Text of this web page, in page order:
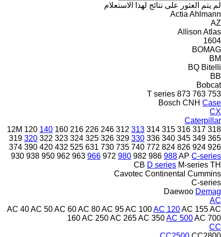
لم يتم العثور على نتائج لهذا الاستعلام
Actia Ahlmann
AZ
Allison Atlas
1604
BOMAG
BM
BQ Bitelli
BB
Bobcat
753
763
873
T series
Bosch CNH Case
CX
Caterpillar
12M 120 140 160 216 226 246 312 313 314 315 316 317 318
319 320 322 323 324 325 326 329 330 336 340 345 349 365
374 390 420 432 525 631 730 735 740 772 824 826 924 926
930 938 950 962 963 966 972 980 982 986 988AP C-series
CB D series M-series TH
Cavotec Continental Cummins
C-series
Daewoo Demag
AC
AC 40AC 50AC 60AC 80AC 95AC 100AC 120AC 155AC
160AC 250AC 265AC 350AC 500AC 700
CC